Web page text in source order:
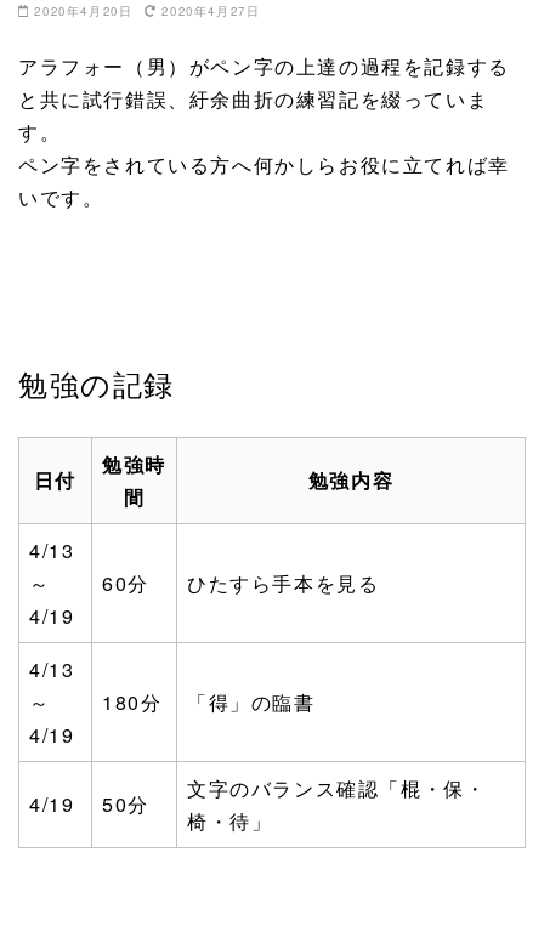
2020年4月20日 2020年4月27日
アラフォー（男）がペン字の上達の過程を記録する
と共に試行錯誤、紆余曲折の練習記を綴っていま
す。
ペン字をされている方へ何かしらお役に立てれば幸
いです。
勉強の記録
日付
勉強時
間
勉強内容
4/13
～
4/19
60分 ひたすら手本を見る
4/13
～
4/19
180分 「得」の臨書
4/19 50分
文字のバランス確認「棍・保・
椅・待」